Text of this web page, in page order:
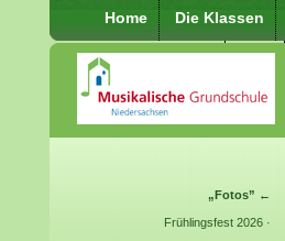
Home Die Klassen
Schulkleidung
IServ Verbindung FAQ
„Fotos” ←
Frühlingsfest 2026 ·